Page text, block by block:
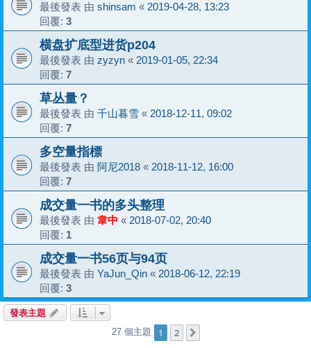
最後發表 由 shinsam « 2019-04-28, 13:23
回覆: 3
横盘扩底型进货p204
最後發表 由 zyzyn « 2019-01-05, 22:34
回覆: 7
草丛量？
最後發表 由 千山暮雪 « 2018-12-11, 09:02
回覆: 7
多空量指標
最後發表 由 阿尼2018 « 2018-11-12, 16:00
回覆: 7
成交量一书的多头整理
最後發表 由 韋中 « 2018-07-02, 20:40
回覆: 1
成交量一书56页与94页
最後發表 由 YaJun_Qin « 2018-06-12, 22:19
回覆: 3
發表主題
27 個主題 1 2